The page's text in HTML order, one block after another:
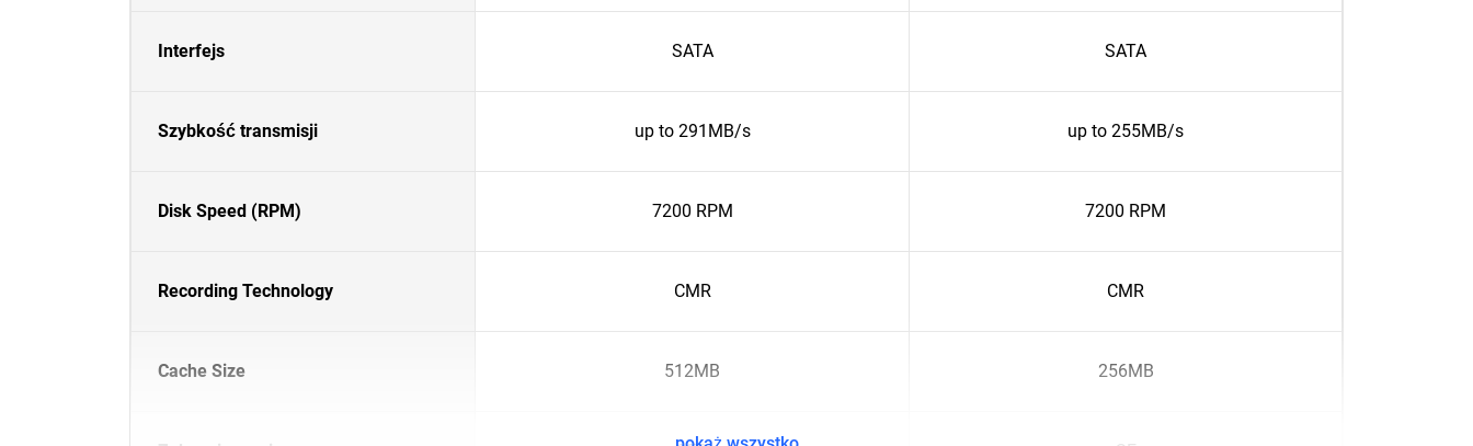
Interfejs SATA SATA
Szybkość transmisji up to 291MB/s up to 255MB/s
Disk Speed (RPM) 7200 RPM 7200 RPM
Recording Technology CMR CMR
Cache Size 512MB 256MB